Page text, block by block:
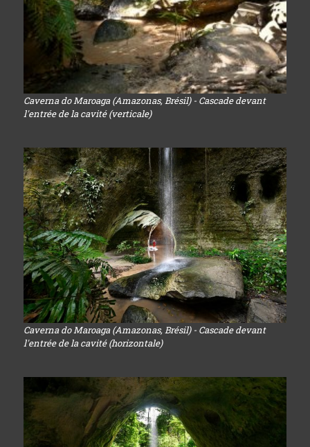
Caverna do Maroaga (Amazonas, Brésil) - Cascade devant
l'entrée de la cavité (verticale)
Caverna do Maroaga (Amazonas, Brésil) - Cascade devant
l'entrée de la cavité (horizontale)